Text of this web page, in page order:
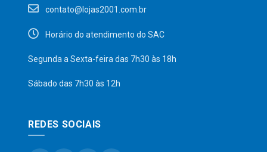
contato@lojas2001.com.br
Horário do atendimento do SAC
Segunda a Sexta-feira das 7h30 às 18h
Sábado das 7h30 às 12h
REDES SOCIAIS